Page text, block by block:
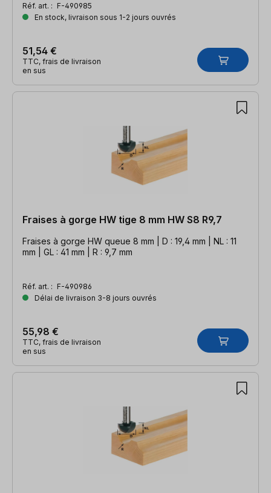
Réf. art. : F-490985
En stock, livraison sous 1-2 jours ouvrés
51,54 €
TTC, frais de livraison
en sus
Fraises à gorge HW tige 8 mm HW S8 R9,7
Fraises à gorge HW queue 8 mm | D : 19,4 mm | NL : 11
mm | GL : 41 mm | R : 9,7 mm
Réf. art. : F-490986
Délai de livraison 3-8 jours ouvrés
55,98 €
TTC, frais de livraison
en sus